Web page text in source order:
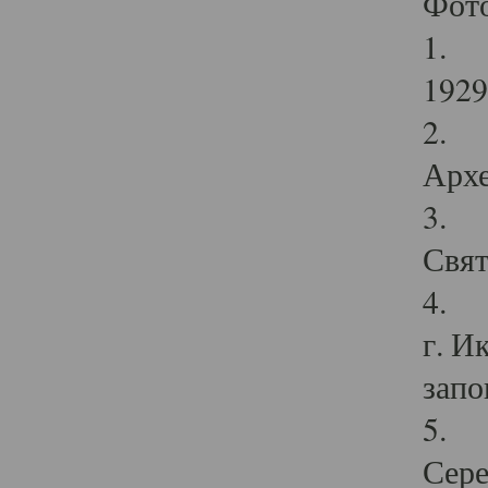
1.
2.
3.
4.
г.
5.